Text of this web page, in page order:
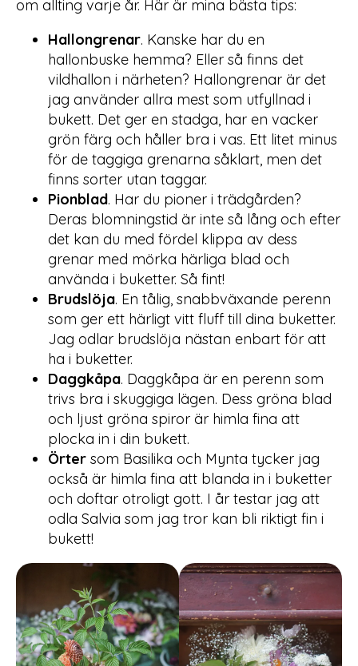
om allting varje år. Här är mina bästa tips:
Hallongrenar. Kanske har du en
hallonbuske hemma? Eller så finns det
vildhallon i närheten? Hallongrenar är det
jag använder allra mest som utfyllnad i
bukett. Det ger en stadga, har en vacker
grön färg och håller bra i vas. Ett litet minus
för de taggiga grenarna såklart, men det
finns sorter utan taggar.
Pionblad. Har du pioner i trädgården?
Deras blomningstid är inte så lång och efter
det kan du med fördel klippa av dess
grenar med mörka härliga blad och
använda i buketter. Så fint!
Brudslöja. En tålig, snabbväxande perenn
som ger ett härligt vitt fluff till dina buketter.
Jag odlar brudslöja nästan enbart för att
ha i buketter.
Daggkåpa. Daggkåpa är en perenn som
trivs bra i skuggiga lägen. Dess gröna blad
och ljust gröna spiror är himla fina att
plocka in i din bukett.
Örter som Basilika och Mynta tycker jag
också är himla fina att blanda in i buketter
och doftar otroligt gott. I år testar jag att
odla Salvia som jag tror kan bli riktigt fin i
bukett!